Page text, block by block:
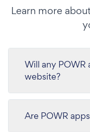
Learn more
Will any POWR
website?
Are POWR